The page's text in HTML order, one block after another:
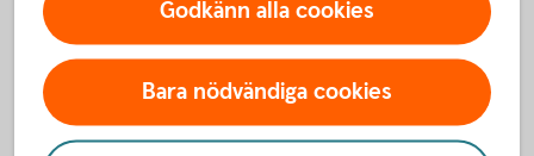
Privatkund
Ring 0511-28000
Företagskund
Godkänn alla cookies
Bara nödvändiga cookies